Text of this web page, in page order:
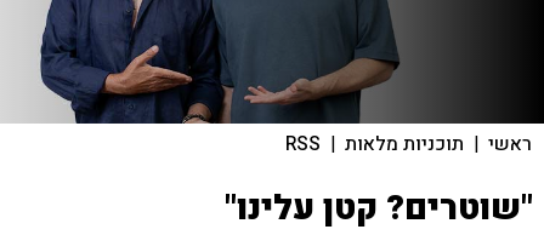
ראשי | תוכניות מלאות |
RSS
"שוטרים? קטן עלינו"